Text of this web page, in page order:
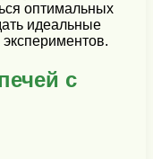
оптимальных
идеальные
с